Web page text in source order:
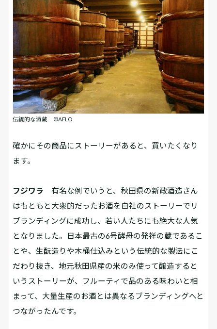
伝統的な酒蔵 ©AFLO
――確かにその商品にストーリーがあると、買いたくなり
ます。
フジワラ
有名な例でいうと、秋田県の新政酒造さん
はもともと大衆的だったお酒を自社のストーリーでリ
ブランディングに成功し、若い人たちにも絶大な人気
となりました。日本最古の6号酵母の発祥の蔵であるこ
とや、生酛造りや木桶仕込みという伝統的な製法にこ
だわり抜き、地元秋田県産の米のみ使って醸造すると
いうストーリーが、フルーティで品のある味わいと相
まって、大量生産のお酒とは異なるブランディングへと
つながったんです。